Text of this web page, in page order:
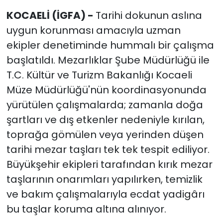
KOCAELİ (İGFA) - Tarihi dokunun aslına
uygun korunması amacıyla uzman
ekipler denetiminde hummalı bir çalışma
başlatıldı. Mezarlıklar Şube Müdürlüğü ile
T.C. Kültür ve Turizm Bakanlığı Kocaeli
Müze Müdürlüğü'nün koordinasyonunda
yürütülen çalışmalarda; zamanla doğa
şartları ve dış etkenler nedeniyle kırılan,
toprağa gömülen veya yerinden düşen
tarihi mezar taşları tek tek tespit ediliyor.
Büyükşehir ekipleri tarafından kırık mezar
taşlarının onarımları yapılırken, temizlik
ve bakım çalışmalarıyla ecdat yadigârı
bu taşlar koruma altına alınıyor.